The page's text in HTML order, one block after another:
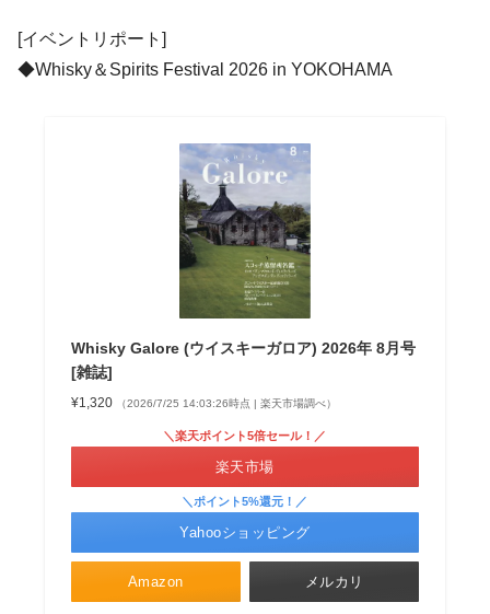
[イベントリポート]
◆Whisky＆Spirits Festival 2026 in YOKOHAMA
Whisky Galore (ウイスキーガロア) 2026年 8月号
[雑誌]
¥1,320 （2026/7/25 14:03:26時点 | 楽天市場調べ）
Amazon
＼楽天ポイント5倍セール！／
楽天市場
＼ポイント5%還元！／
Yahooショッピング
メルカリ